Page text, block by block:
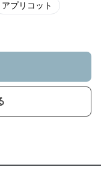
アプリコット